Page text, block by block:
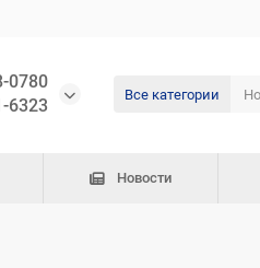
Все категории
0780
6323
Новости